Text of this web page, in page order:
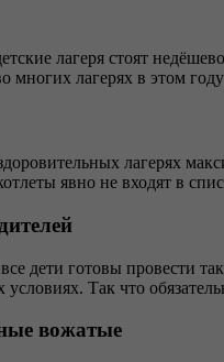
лагеря стоят
многих лагерях в этом
лагерях
явно не входят в
дети готовы провести
Так что
вожатые